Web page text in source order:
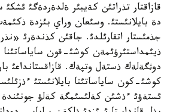
قازاقتار تذراتئن كةيبئر ةلدةردةگئ
دة بايلانئستئ. وسئعان وراي بئزدة
جذمئستار اتقارئلدئ. جاقئن كذندةرئ
ذيئمداستئرؤئمةن كوشئ-قون ساياساتئنا
دوثگةلةك ذستةل وتپةك. قازاقستانداعئ
كوشئ-كون ساياساتئنا بايلانئستئ
ئستةؤئ ءذشئن كةلئسئمگة كةلؤ جونئندة